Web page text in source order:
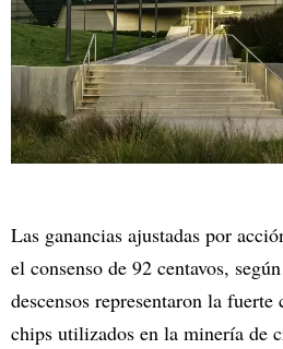
Las ganancias ajustadas por
el consenso de 92 centavos,
descensos representaron la
chips utilizados en la minería de